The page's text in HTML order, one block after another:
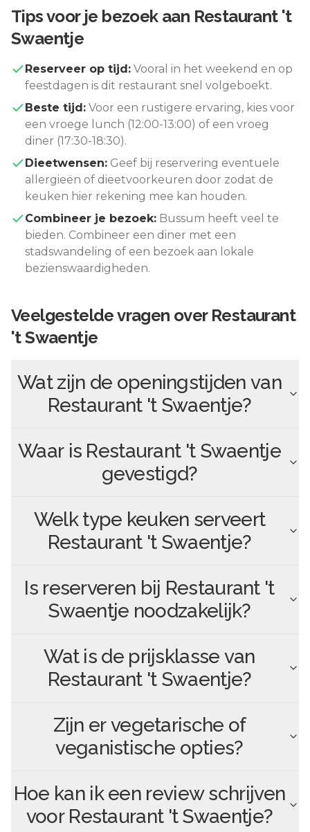
Tips voor je bezoek aan Restaurant 't
Swaentje
Reserveer op tijd: Vooral in het weekend en op
feestdagen is dit restaurant snel volgeboekt.
Beste tijd: Voor een rustigere ervaring, kies voor
een vroege lunch (12:00-13:00) of een vroeg
diner (17:30-18:30).
Dieetwensen: Geef bij reservering eventuele
allergieën of dieetvoorkeuren door zodat de
keuken hier rekening mee kan houden.
Combineer je bezoek: Bussum heeft veel te
bieden. Combineer een diner met een
stadswandeling of een bezoek aan lokale
bezienswaardigheden.
Veelgestelde vragen over Restaurant
't Swaentje
Wat zijn de openingstijden van
Restaurant 't Swaentje?
Waar is Restaurant 't Swaentje
gevestigd?
Welk type keuken serveert
Restaurant 't Swaentje?
Is reserveren bij Restaurant 't
Swaentje noodzakelijk?
Wat is de prijsklasse van
Restaurant 't Swaentje?
Zijn er vegetarische of
veganistische opties?
Hoe kan ik een review schrijven
voor Restaurant 't Swaentje?